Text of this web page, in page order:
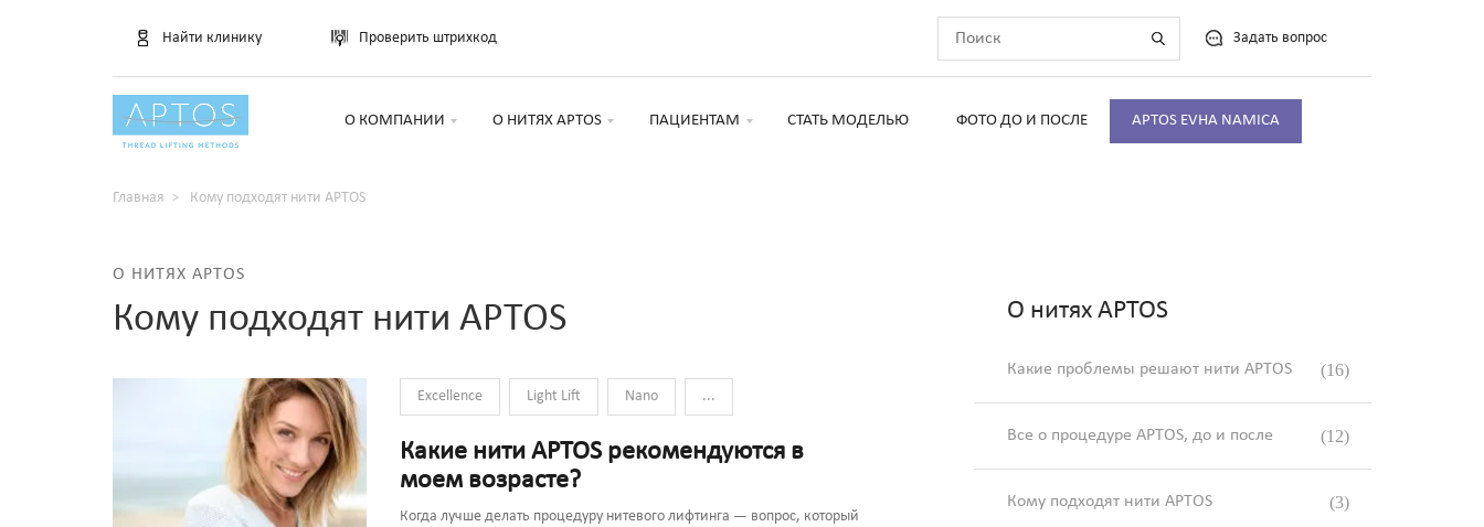
Найти клинику Проверить штрихкод Задать вопрос
О КОМПАНИИ О НИТЯХ APTOS ПАЦИЕНТАМ СТАТЬ МОДЕЛЬЮ ФОТО ДО И ПОСЛЕ APTOS EVHA NAMICA
Главная Кому подходят нити APTOS
О НИТЯХ APTOS
Кому подходят нити APTOS
Excellence Light Lift Nano ...
Какие нити APTOS рекомендуются в
моем возрасте?
Когда лучше делать процедуру нитевого лифтинга — вопрос, который
О нитях APTOS
Какие проблемы решают нити APTOS (16)
Все о процедуре APTOS, до и после (12)
Кому подходят нити APTOS (3)